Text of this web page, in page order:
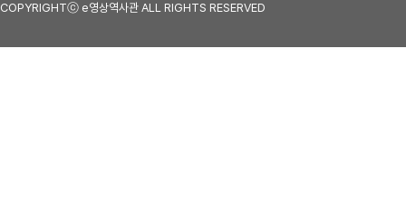
COPYRIGHTⓒ e영상역사관 ALL RIGHTS RESERVED